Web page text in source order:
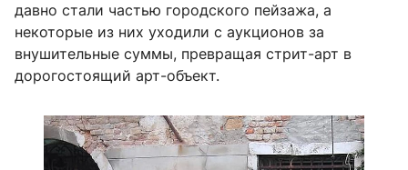
давно стали частью городского пейзажа, а
некоторые из них уходили с аукционов за
внушительные суммы, превращая стрит-арт в
дорогостоящий арт-объект.